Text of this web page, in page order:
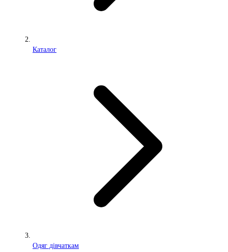
Каталог
Одяг дівчаткам